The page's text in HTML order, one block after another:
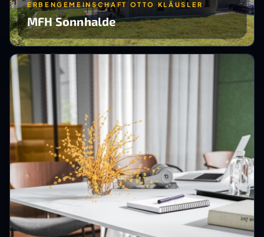
ERBENGEMEINSCHAFT OTTO KLÄUSLER
MFH Sonnhalde